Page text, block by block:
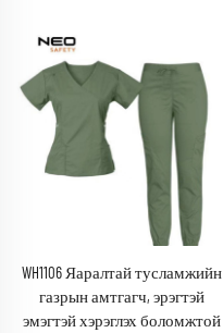
WH1106 Яаралтай тусламжийн
газрын амтгагч, эрэгтэй
эмэгтэй хэрэглэх боломжтой